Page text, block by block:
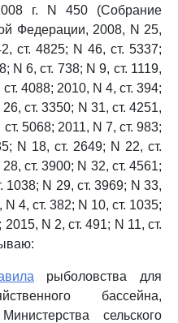
г. N 450 (Собрание
Федерации, 2008, N 25,
ст. 4825; N 46, ст. 5337;
N 6, ст. 738; N 9, ст. 1119,
4088; 2010, N 4, ст. 394;
ст. 3350; N 31, ст. 4251,
5068; 2011, N 7, ст. 983;
N 18, ст. 2649; N 22, ст.
ст. 3900; N 32, ст. 4561;
1038; N 29, ст. 3969; N 33,
4, ст. 382; N 10, ст. 1035;
N 2, ст. 491; N 11, ст.
рыболовства для
бассейна,
сельского